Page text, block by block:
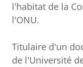
l'habitat de la
l'ONU.
Titulaire d'un
de l'Université